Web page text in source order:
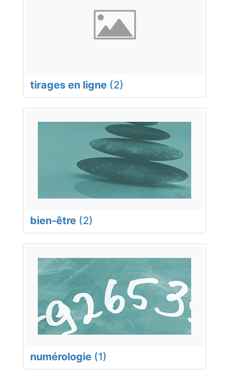
tirages en ligne (2)
bien-être (2)
numérologie (1)